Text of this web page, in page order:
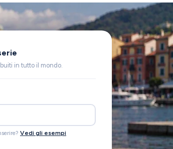
in tutto il mondo.
Vedi gli esempi